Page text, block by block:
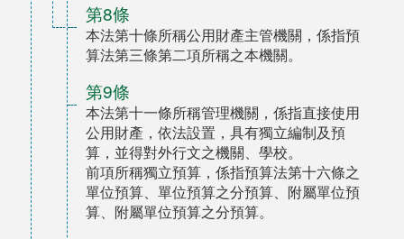
第8條
本法第十條所稱公用財產主管機關，係指預
算法第三條第二項所稱之本機關。
第9條
本法第十一條所稱管理機關，係指直接使用
公用財產，依法設置，具有獨立編制及預
算，並得對外行文之機關、學校。
前項所稱獨立預算，係指預算法第十六條之
單位預算、單位預算之分預算、附屬單位預
算、附屬單位預算之分預算。